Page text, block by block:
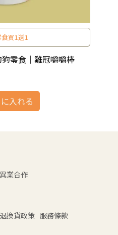
買1送1
狗零食｜雞冠嚼嚼棒
入れる
異業合作
退換貨政策 服務條款